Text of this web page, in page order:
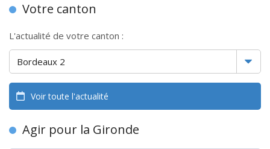
Votre canton
L'actualité de votre canton :
Voir toute l'actualité
Agir pour la Gironde